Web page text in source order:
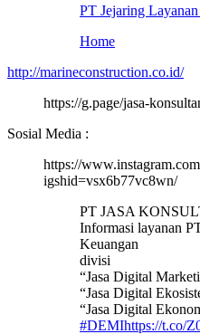
PT Jejaring
Home
http://marineconstruction.co.id/
https://g.page/jasa-
Sosial Media :
https://
igshid=vsx6b77vc8wn/
PT JASA
Informasi layanan
Keuangan
divisi
“Jasa Digital
“Jasa Digital
“Jasa Digital
#DEMIhttps://t.co/